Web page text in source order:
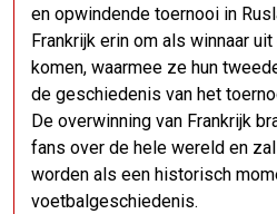
en opwindende toernooi in
Frankrijk erin om als winnaar
komen, waarmee ze hun
de geschiedenis van het
De overwinning van Frankrijk
fans over de hele wereld en
worden als een historisch
voetbalgeschiedenis.